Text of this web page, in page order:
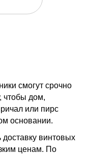
смогут срочно
чтобы дом,
или пирс
основании.
винтовых
ценам. По